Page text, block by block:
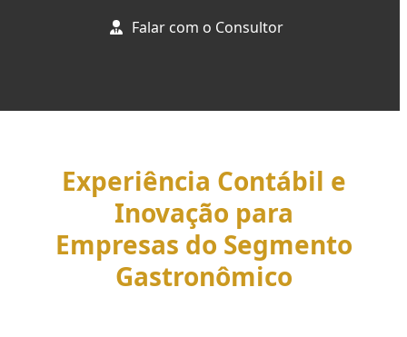
Falar com o Consultor
Experiência Contábil e
Inovação para
Empresas do Segmento
Gastronômico